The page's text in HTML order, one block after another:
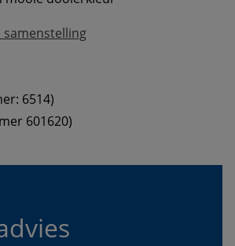
6514)
601620)